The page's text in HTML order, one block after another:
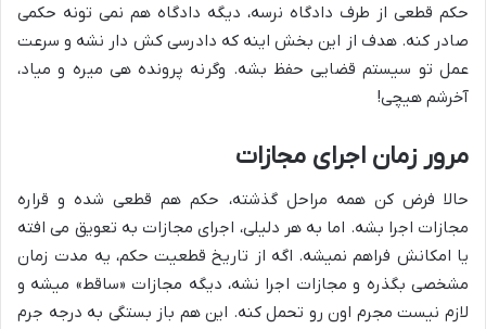
حکم قطعی از طرف دادگاه نرسه، دیگه دادگاه هم نمی تونه حکمی
صادر کنه. هدف از این بخش اینه که دادرسی کش دار نشه و سرعت
عمل تو سیستم قضایی حفظ بشه. وگرنه پرونده هی میره و میاد،
آخرشم هیچی!
مرور زمان اجرای مجازات
حالا فرض کن همه مراحل گذشته، حکم هم قطعی شده و قراره
مجازات اجرا بشه. اما به هر دلیلی، اجرای مجازات به تعویق می افته
یا امکانش فراهم نمیشه. اگه از تاریخ قطعیت حکم، یه مدت زمان
مشخصی بگذره و مجازات اجرا نشه، دیگه مجازات «ساقط» میشه و
لازم نیست مجرم اون رو تحمل کنه. این هم باز بستگی به درجه جرم